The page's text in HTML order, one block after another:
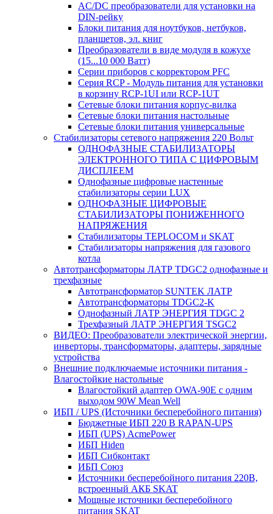
AC/DC преобразователи для установки на
DIN-рейку
Блоки питания для ноутбуков, нетбуков,
планшетов, эл. книг
Преобразователи в виде модуля в кожухе
(15...10 000 Ватт)
Серии приборов с корректором PFC
Серия RCP - Модуль питания для установки
в корзину RCP-1UI или RCP-1UT
Сетевые блоки питания корпус-вилка
Сетевые блоки питания настольные
Сетевые блоки питания универсальные
Стабилизаторы сетевого напряжения 220 Вольт
ОДНОФАЗНЫЕ СТАБИЛИЗАТОРЫ
ЭЛЕКТРОННОГО ТИПА С ЦИФРОВЫМ
ДИСПЛЕЕМ
Однофазные цифровые настенные
стабилизаторы серии LUX
ОДНОФАЗНЫЕ ЦИФРОВЫЕ
СТАБИЛИЗАТОРЫ ПОНИЖЕННОГО
НАПРЯЖЕНИЯ
Стабилизаторы TEPLOCOM и SKAT
Стабилизаторы напряжения для газового
котла
Автотрансформаторы ЛАТР TDGC2 однофазные и
трехфазные
Автотрансформатор SUNTEK ЛАТР
Автотрансформаторы TDGC2-K
Однофазный ЛАТР ЭНЕРГИЯ TDGC 2
Трехфазный ЛАТР ЭНЕРГИЯ TSGC2
ВИДЕО: Преобразователи электрической энергии,
инверторы, трансформаторы, адаптеры, зарядные
устройства
Внешние подключаемые источники питания -
Влагостойкие настольные
Влагостойкий адаптер OWA-90E с одним
выходом 90W Mean Well
ИБП / UPS (Источники бесперебойного питания)
Бюджетные ИБП 220 В RAPAN-UPS
ИБП (UPS) AcmePower
ИБП Hiden
ИБП Сибконтакт
ИБП Союз
Источники бесперебойного питания 220В,
встроенный АКБ SKAT
Мощные источники бесперебойного
питания SKAT